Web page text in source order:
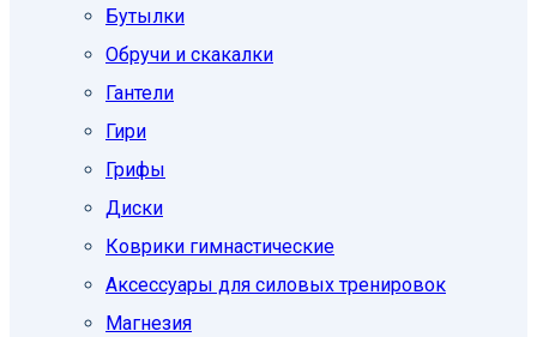
Бутылки
Обручи и скакалки
Гантели
Гири
Грифы
Диски
Коврики гимнастические
Аксессуары для силовых тренировок
Магнезия